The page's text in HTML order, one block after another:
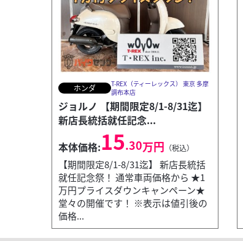
ホンダ
T-REX（ティーレックス） 東京 多摩
調布本店
ジョルノ 【期間限定8/1-8/31迄】
新店長統括就任記念...
本体価格:15.30万円 （税込）
【期間限定8/1-8/31迄】 新店長統括
就任記念祭！ 通常車両価格から ★1
万円プライスダウンキャンペーン★
堂々の開催です！ ※表示は値引後の
価格...